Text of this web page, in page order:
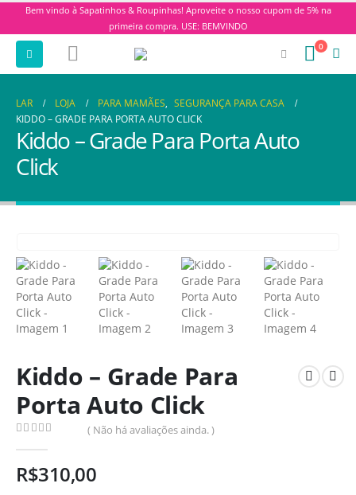
Bem vindo à Sapatinhos & Roupinhas! Aproveite o nosso cupom de 5% na
primeira compra. USE: BEMVINDO
0
LAR LOJA PARA MAMÃES, SEGURANÇA PARA CASA
KIDDO – GRADE PARA PORTA AUTO CLICK
Kiddo – Grade Para Porta Auto
Click
Kiddo – Grade Para
Porta Auto Click
( Não há avaliações ainda. )
R$310,00